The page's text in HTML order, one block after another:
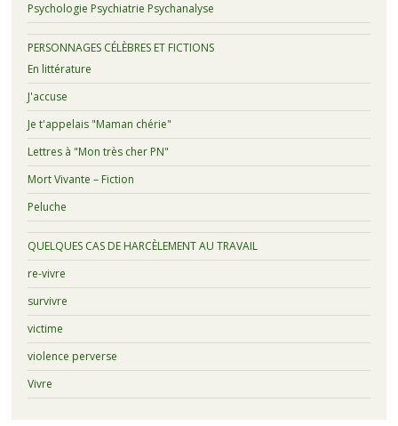
Psychologie Psychiatrie Psychanalyse
PERSONNAGES CÉLÈBRES ET FICTIONS
En littérature
J'accuse
Je t'appelais "Maman chérie"
Lettres à "Mon très cher PN"
Mort Vivante – Fiction
Peluche
QUELQUES CAS DE HARCÈLEMENT AU TRAVAIL
re-vivre
survivre
victime
violence perverse
Vivre